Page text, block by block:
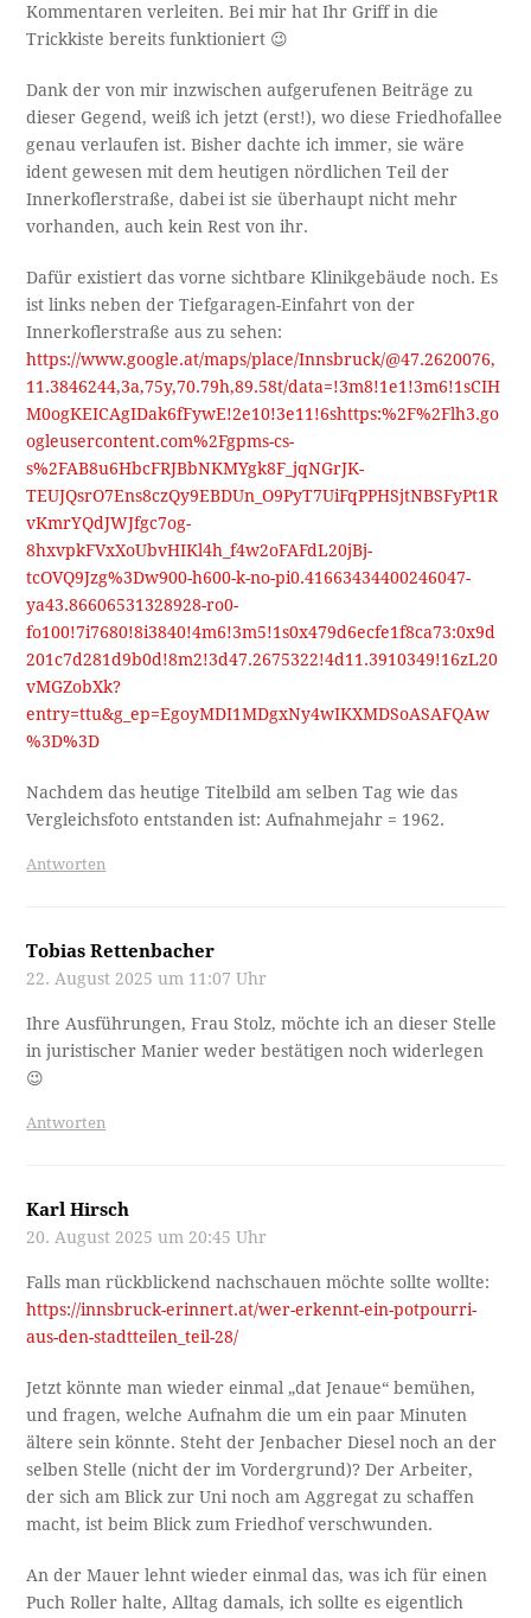
Kommentaren verleiten. Bei mir hat Ihr Griff in die
Trickkiste bereits funktioniert 😉
Dank der von mir inzwischen aufgerufenen Beiträge zu
dieser Gegend, weiß ich jetzt (erst!), wo diese Friedhofallee
genau verlaufen ist. Bisher dachte ich immer, sie wäre
ident gewesen mit dem heutigen nördlichen Teil der
Innerkoflerstraße, dabei ist sie überhaupt nicht mehr
vorhanden, auch kein Rest von ihr.
Dafür existiert das vorne sichtbare Klinikgebäude noch. Es
ist links neben der Tiefgaragen-Einfahrt von der
Innerkoflerstraße aus zu sehen:
https://www.google.at/maps/place/Innsbruck/@47.2620076,
11.3846244,3a,75y,70.79h,89.58t/data=!3m8!1e1!3m6!1sCIH
M0ogKEICAgIDak6fFywE!2e10!3e11!6shttps:%2F%2Flh3.go
ogleusercontent.com%2Fgpms-cs-
s%2FAB8u6HbcFRJBbNKMYgk8F_jqNGrJK-
TEUJQsrO7Ens8czQy9EBDUn_O9PyT7UiFqPPHSjtNBSFyPt1R
vKmrYQdJWJfgc7og-
8hxvpkFVxXoUbvHIKl4h_f4w2oFAFdL20jBj-
tcOVQ9Jzg%3Dw900-h600-k-no-pi0.41663434400246047-
ya43.86606531328928-ro0-
fo100!7i7680!8i3840!4m6!3m5!1s0x479d6ecfe1f8ca73:0x9d
201c7d281d9b0d!8m2!3d47.2675322!4d11.3910349!16zL20
vMGZobXk?
entry=ttu&g_ep=EgoyMDI1MDgxNy4wIKXMDSoASAFQAw
%3D%3D
Nachdem das heutige Titelbild am selben Tag wie das
Vergleichsfoto entstanden ist: Aufnahmejahr = 1962.
Antworten
Tobias Rettenbacher
22. August 2025 um 11:07 Uhr
Ihre Ausführungen, Frau Stolz, möchte ich an dieser Stelle
in juristischer Manier weder bestätigen noch widerlegen
😉
Antworten
Karl Hirsch
20. August 2025 um 20:45 Uhr
Falls man rückblickend nachschauen möchte sollte wollte:
https://innsbruck-erinnert.at/wer-erkennt-ein-potpourri-
aus-den-stadtteilen_teil-28/
Jetzt könnte man wieder einmal „dat Jenaue“ bemühen,
und fragen, welche Aufnahm die um ein paar Minuten
ältere sein könnte. Steht der Jenbacher Diesel noch an der
selben Stelle (nicht der im Vordergrund)? Der Arbeiter,
der sich am Blick zur Uni noch am Aggregat zu schaffen
macht, ist beim Blick zum Friedhof verschwunden.
An der Mauer lehnt wieder einmal das, was ich für einen
Puch Roller halte, Alltag damals, ich sollte es eigentlich